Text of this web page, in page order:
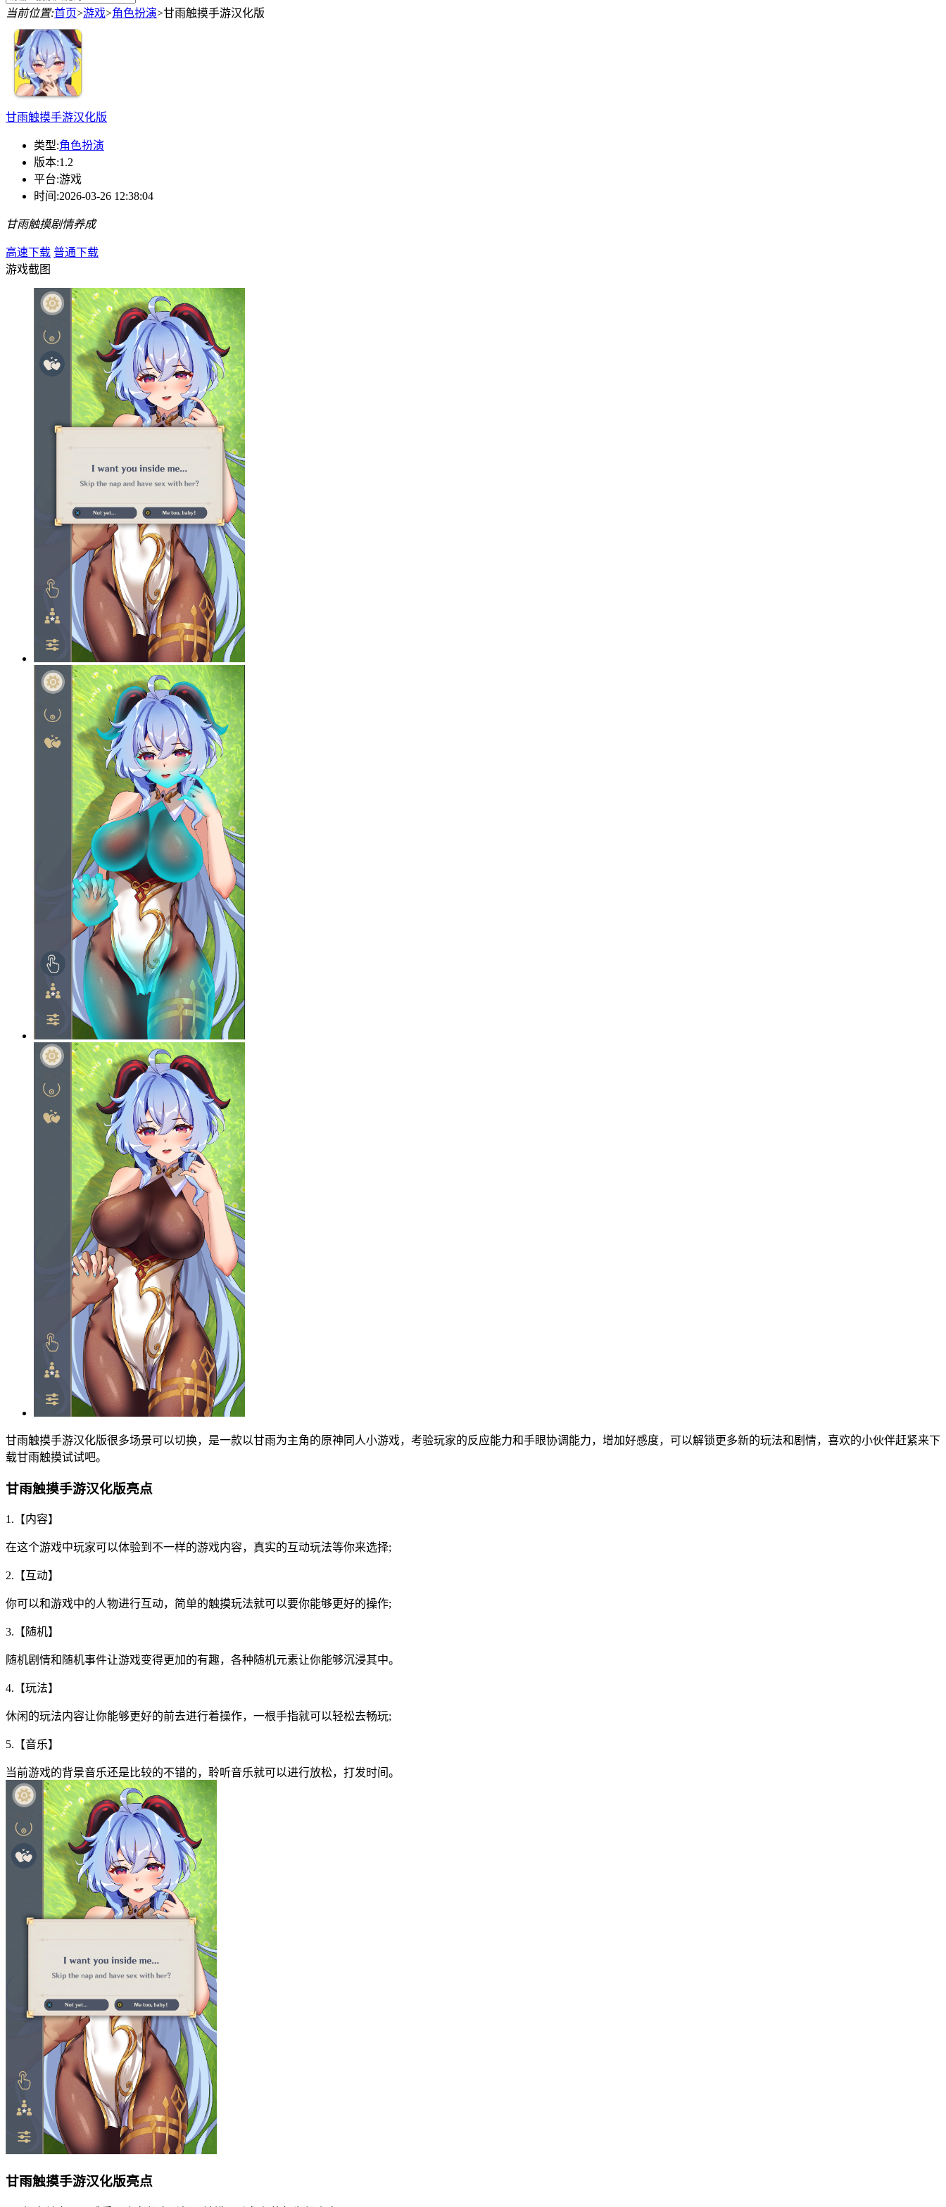
当前位置:首页>游戏>角色扮演>甘雨触摸手游汉化版
甘雨触摸手游汉化版
类型:角色扮演
版本:1.2
平台:游戏
时间:2026-03-26 12:38:04
甘雨触摸剧情养成
高速下载 普通下载
游戏截图
甘雨触摸手游汉化版很多场景可以切换，是一款以甘雨为主角的原神同人小游戏，考验玩家的反应能力和手眼协调能力，增加好感度，可以解锁更多新的玩法和剧情，喜欢的小伙伴赶紧来下
载甘雨触摸试试吧。
甘雨触摸手游汉化版亮点
1.【内容】
在这个游戏中玩家可以体验到不一样的游戏内容，真实的互动玩法等你来选择;
2.【互动】
你可以和游戏中的人物进行互动，简单的触摸玩法就可以要你能够更好的操作;
3.【随机】
随机剧情和随机事件让游戏变得更加的有趣，各种随机元素让你能够沉浸其中。
4.【玩法】
休闲的玩法内容让你能够更好的前去进行着操作，一根手指就可以轻松去畅玩;
5.【音乐】
当前游戏的背景音乐还是比较的不错的，聆听音乐就可以进行放松，打发时间。
甘雨触摸手游汉化版亮点